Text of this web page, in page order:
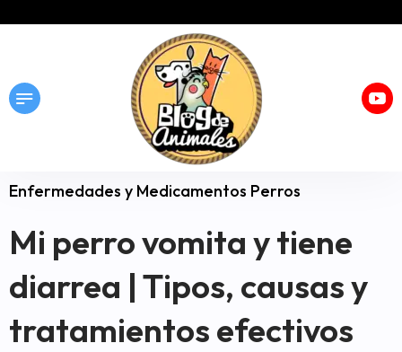
Enfermedades y Medicamentos Perros
Mi perro vomita y tiene
diarrea | Tipos, causas y
tratamientos efectivos